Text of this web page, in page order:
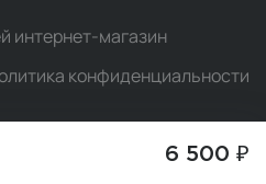
6 500 ₽
интернет-магазин
конфиденциальности